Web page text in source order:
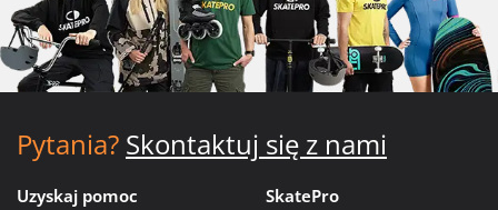
Pytania? Skontaktuj się z nami
Uzyskaj pomoc SkatePro